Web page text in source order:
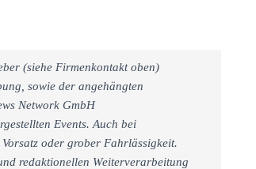
(siehe Firmenkontakt oben)
sowie der angehängten
Network GmbH
Events. Auch bei
oder grober Fahrlässigkeit.
redaktionellen Weiterverarbeitung